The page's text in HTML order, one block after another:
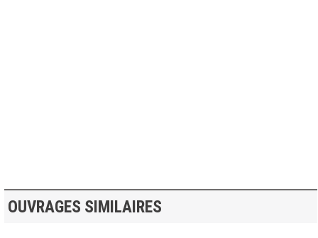
OUVRAGES SIMILAIRES